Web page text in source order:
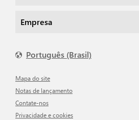
Empresa
Português (Brasil)
Mapa do site
Notas de lançamento
Contate-nos
Privacidade e cookies